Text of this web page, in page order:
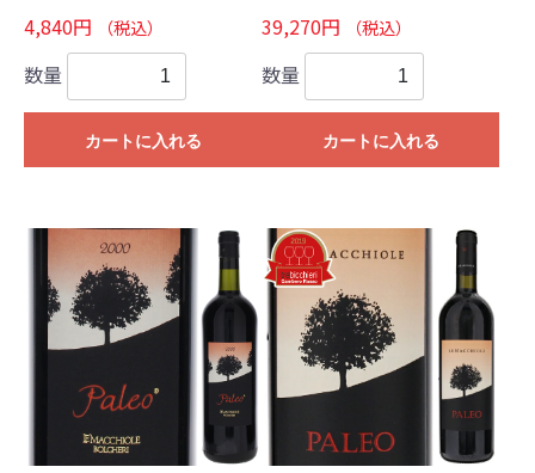
4,840円 （税込）
数量
カートに入れる
39,270円 （税込）
数量
カートに入れる